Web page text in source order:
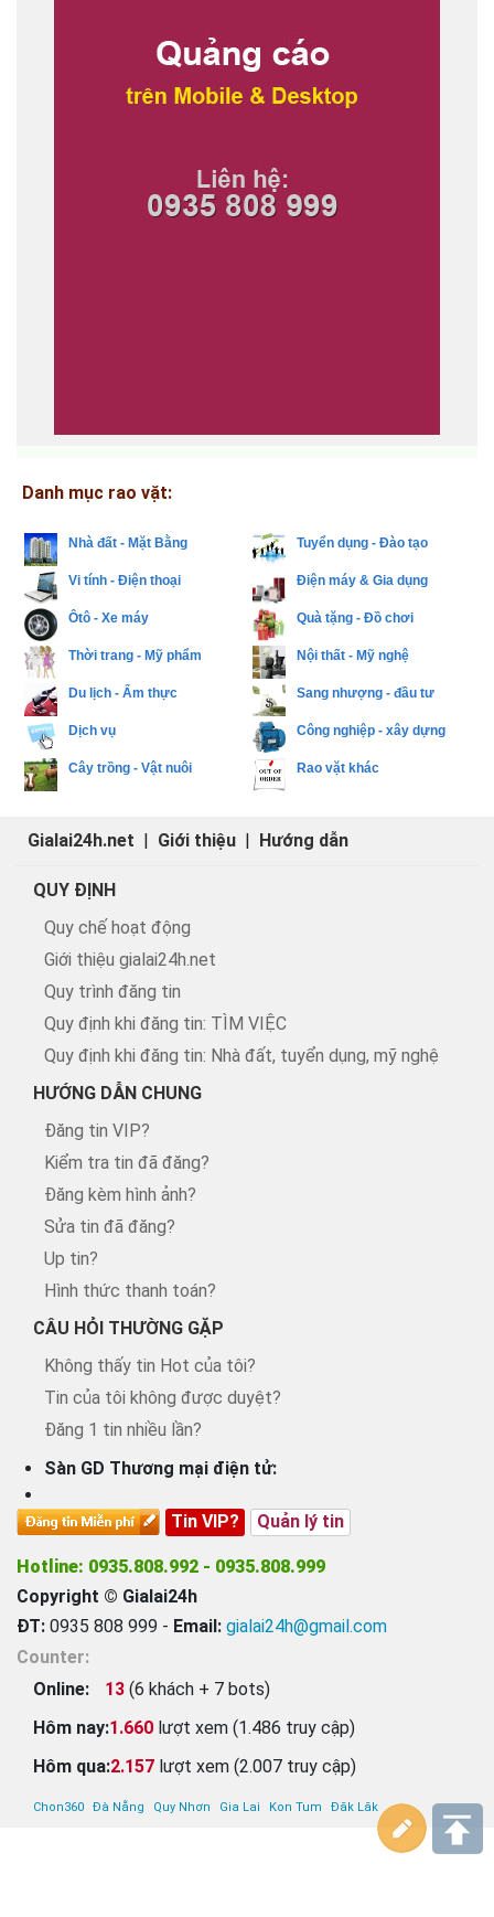
Danh mục rao vặt:
Nhà đất - Mặt Bằng Tuyển dụng - Đào tạo
Vi tính - Điện thoại Điện máy & Gia dụng
Ôtô - Xe máy Quà tặng - Đồ chơi
Thời trang - Mỹ phẩm Nội thất - Mỹ nghệ
Du lịch - Ẩm thực Sang nhượng - đầu tư
Dịch vụ Công nghiệp - xây dựng
Cây trồng - Vật nuôi Rao vặt khác
Gialai24h.net | Giới thiệu | Hướng dẫn
QUY ĐỊNH
Quy chế hoạt động
Giới thiệu gialai24h.net
Quy trình đăng tin
Quy định khi đăng tin: TÌM VIỆC
Quy định khi đăng tin: Nhà đất, tuyển dụng, mỹ nghệ
HƯỚNG DẪN CHUNG
Đăng tin VIP?
Kiểm tra tin đã đăng?
Đăng kèm hình ảnh?
Sửa tin đã đăng?
Up tin?
Hình thức thanh toán?
CÂU HỎI THƯỜNG GẶP
Không thấy tin Hot của tôi?
Tin của tôi không được duyệt?
Đăng 1 tin nhiều lần?
Sàn GD Thương mại điện tử:
Tin VIP? Quản lý tin
Hotline: 0935.808.992 - 0935.808.999
Copyright © Gialai24h
ĐT: 0935 808 999 - Email: gialai24h@gmail.com
Counter:
Online:
13 (6 khách + 7 bots)
Hôm nay:1.660 lượt xem (1.486 truy cập)
Hôm qua:2.157 lượt xem (2.007 truy cập)
Chon360 Đà Nẵng Quy Nhơn Gia Lai Kon Tum Đăk Lăk